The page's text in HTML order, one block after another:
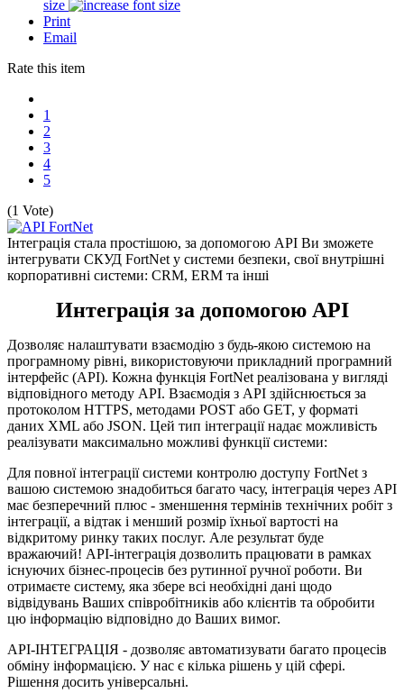
size
Print
Email
Rate this item
1
2
3
4
5
(1 Vote)
Інтеграція стала простішою, за допомогою API Ви зможете
інтегрувати СКУД FortNet у системи безпеки, свої внутрішні
корпоративні системи: CRM, ERM та інші
Интеграція за допомогою API
Дозволяє налаштувати взаємодію з будь-якою системою на
програмному рівні, використовуючи прикладний програмний
інтерфейс (API). Кожна функція FortNet реалізована у вигляді
відповідного методу API. Взаємодія з API здійснюється за
протоколом HTTPS, методами POST або GET, у форматі
даних XML або JSON. Цей тип інтеграції надає можливість
реалізувати максимально можливі функції системи:
Для повної інтеграції системи контролю доступу FortNet з
вашою системою знадобиться багато часу, інтеграція через API
має безперечний плюс - зменшення термінів технічних робіт з
інтеграції, а відтак і менший розмір їхньої вартості на
відкритому ринку таких послуг. Але результат буде
вражаючий! API-інтеграція дозволить працювати в рамках
існуючих бізнес-процесів без рутинної ручної роботи. Ви
отримаєте систему, яка збере всі необхідні дані щодо
відвідувань Ваших співробітників або клієнтів та обробити
цю інформацію відповідно до Ваших вимог.
API-ІНТЕГРАЦІЯ - дозволяє автоматизувати багато процесів
обміну інформацією. У нас є кілька рішень у цій сфері.
Рішення досить універсальні.